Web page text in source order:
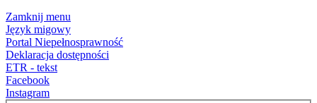
Zamknij menu
Język migowy
Portal Niepełnosprawność
Deklaracja dostępności
ETR - tekst
Facebook
Instagram